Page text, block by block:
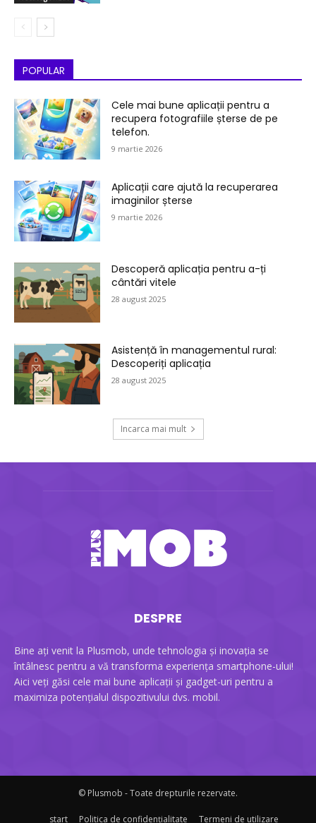
POPULAR
Cele mai bune aplicații pentru a
recupera fotografiile șterse de pe
telefon.
9 martie 2026
Aplicații care ajută la recuperarea
imaginilor șterse
9 martie 2026
Descoperă aplicația pentru a-ți
cântări vitele
28 august 2025
Asistență în managementul rural:
Descoperiți aplicația
28 august 2025
Incarca mai mult
DESPRE
Bine ați venit la Plusmob, unde tehnologia și inovația se
întâlnesc pentru a vă transforma experiența smartphone-ului!
Aici veți găsi cele mai bune aplicații și gadget-uri pentru a
maximiza potențialul dispozitivului dvs. mobil.
© Plusmob - Toate drepturile rezervate.
start Politica de confidențialitate Termeni de utilizare